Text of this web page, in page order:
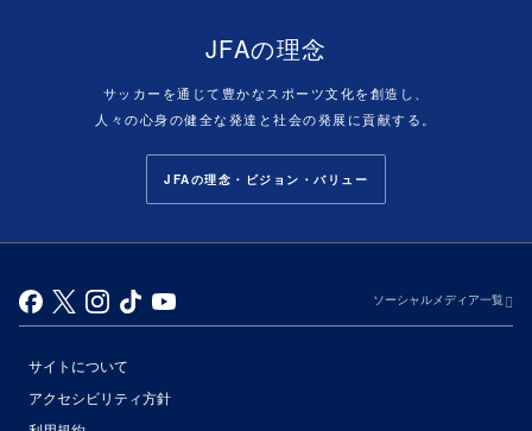
JFAの理念
サッカーを通じて豊かなスポーツ文化を創造し、
人々の心身の健全な発達と社会の発展に貢献する。
JFAの理念・ビジョン・バリュー
ソーシャルメディア一覧
サイトについて
アクセシビリティ方針